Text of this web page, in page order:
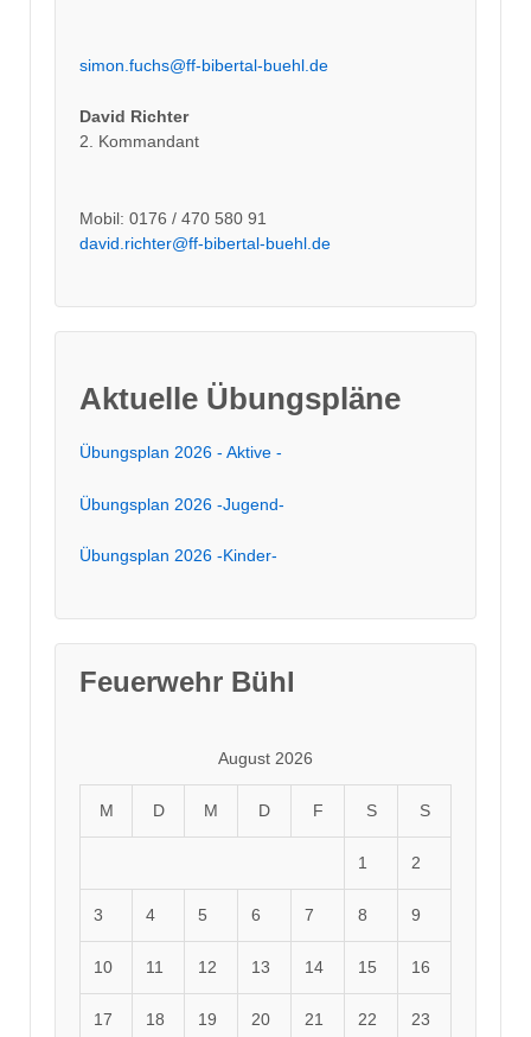
simon.fuchs@ff-bibertal-buehl.de
David Richter
2. Kommandant
Mobil: 0176 / 470 580 91
david.richter@ff-bibertal-buehl.de
Aktuelle Übungspläne
Übungsplan 2026 - Aktive -
Übungsplan 2026 -Jugend-
Übungsplan 2026 -Kinder-
Feuerwehr Bühl
August 2026
M D M D F S S
1 2
3 4 5 6 7 8 9
10 11 12 13 14 15 16
17 18 19 20 21 22 23